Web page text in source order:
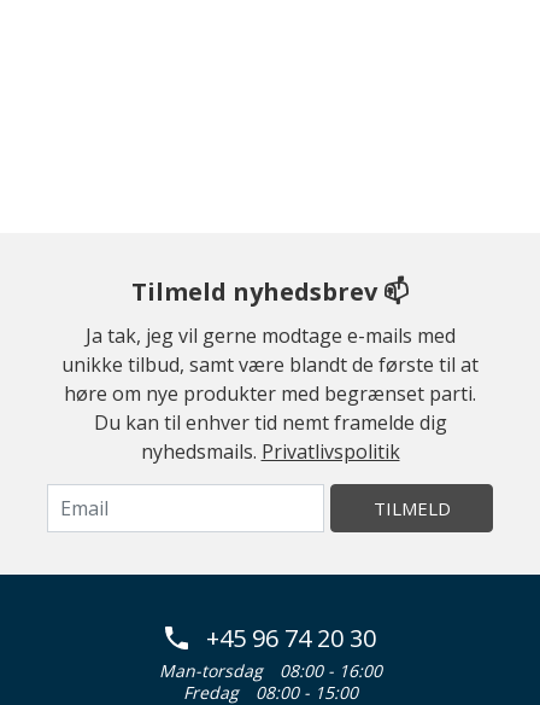
Tilmeld nyhedsbrev 📫
Ja tak, jeg vil gerne modtage e-mails med
unikke tilbud, samt være blandt de første til at
høre om nye produkter med begrænset parti.
Du kan til enhver tid nemt framelde dig
nyhedsmails. Privatlivspolitik
TILMELD
+45 96 74 20 30
Man-torsdag
08:00 - 16:00
Fredag
08:00 - 15:00